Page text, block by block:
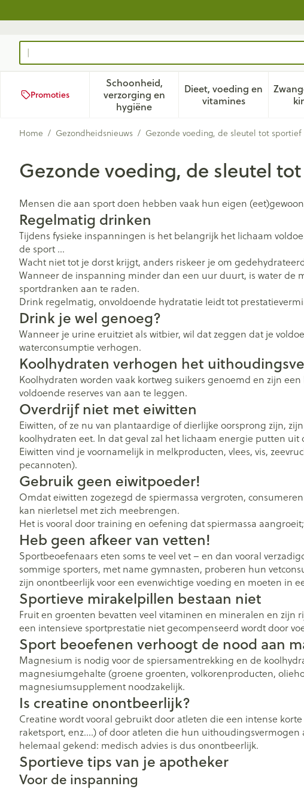
Product, merk, categorie...
Promoties
Schoonheid,
verzorging en
hygiëneToon submenu voor Schoonheid,
Dieet, voeding en
vitaminesToon submenu
Home / Gezondheidsnieuws / Gezonde voeding, de sleutel tot sportief
Gezonde voeding, de sleutel
Mensen die aan sport doen hebben vaak hun eigen
Regelmatig drinken
Tijdens fysieke inspanningen is het belangrijk het lichaam
de sport …
Wacht niet tot je dorst krijgt, anders riskeer je om
Wanneer de inspanning minder dan een uur duurt, is water de
sportdranken aan te raden.
Drink regelmatig, onvoldoende hydratatie leidt tot
Drink je wel genoeg?
Wanneer je urine eruitziet als witbier, wil dat zeggen dat je
waterconsumptie verhogen.
Koolhydraten verhogen het
Koolhydraten worden vaak kortweg suikers genoemd en zijn
voldoende reserves van aan te leggen.
Overdrijf niet met eiwitten
Eiwitten, of ze nu van plantaardige of dierlijke oorsprong zijn,
koolhydraten eet. In dat geval zal het lichaam energie putten uit
Eiwitten vind je voornamelijk in melkproducten, vlees, vis,
pecannoten).
Gebruik geen eiwitpoeder!
Omdat eiwitten zogezegd de spiermassa vergroten,
kan nierletsel met zich meebrengen.
Het is vooral door training en oefening dat spiermassa
Heb geen afkeer van vetten!
Sportbeoefenaars eten soms te veel vet – en dan vooral
sommige sporters, met name gymnasten, proberen hun
zijn onontbeerlijk voor een evenwichtige voeding en moeten in
Sportieve mirakelpillen bestaan niet
Fruit en groenten bevatten veel vitaminen en mineralen en zijn
een intensieve sportprestatie niet gecompenseerd wordt door
Sport beoefenen verhoogt de nood aan
Magnesium is nodig voor de spiersamentrekking en de
magnesiumgehalte (groene groenten, volkorenproducten,
magnesiumsupplement noodzakelijk.
Is creatine onontbeerlijk?
Creatine wordt vooral gebruikt door atleten die een intense
raketsport, enz.…) of door atleten die hun
helemaal gekend: medisch advies is dus onontbeerlijk.
Sportieve tips van je apotheker
Voor de inspanning